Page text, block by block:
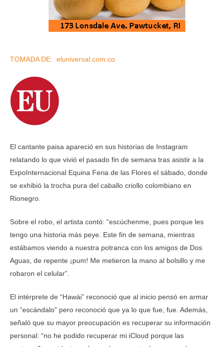
TOMADA DE: eluniversal.com.co
El cantante paisa apareció en sus historias de Instagram
relatando lo que vivió el pasado fin de semana tras asistir a la
ExpoInternacional Equina Feria de las Flores el sábado, donde
se exhibió la trocha pura del caballo criollo colombiano en
Rionegro.
Sobre el robo, el artista contó: “escúchenme, pues porque les
tengo una historia más peye. Este fin de semana, mientras
estábamos viendo a nuestra potranca con los amigos de Dos
Aguas, de repente ¡pum! Me metieron la mano al bolsillo y me
robaron el celular”.
El intérprete de “Hawái” reconoció que al inicio pensó en armar
un “escándalo” pero reconoció que ya lo que fue, fue. Además,
señaló que su mayor preocupación es recuperar su información
personal: “no he podido recuperar mi iCloud porque las